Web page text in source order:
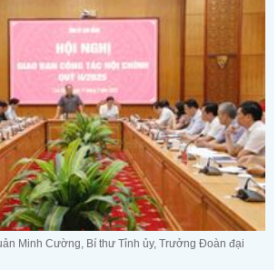
Minh Cường, Bí thư Tỉnh ủy, Trưởng Đoàn đại